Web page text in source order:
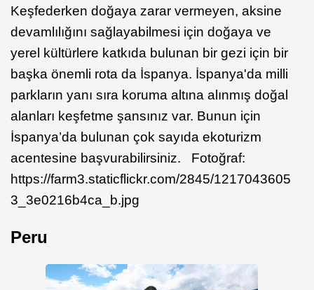
Keşfederken doğaya zarar vermeyen, aksine
devamlılığını sağlayabilmesi için doğaya ve
yerel kültürlere katkıda bulunan bir gezi için bir
başka önemli rota da İspanya. İspanya'da milli
parkların yanı sıra koruma altına alınmış doğal
alanları keşfetme şansınız var. Bunun için
İspanya’da bulunan çok sayıda ekoturizm
acentesine başvurabilirsiniz. Fotoğraf:
https://farm3.staticflickr.com/2845/1217043605
3_3e0216b4ca_b.jpg
Peru